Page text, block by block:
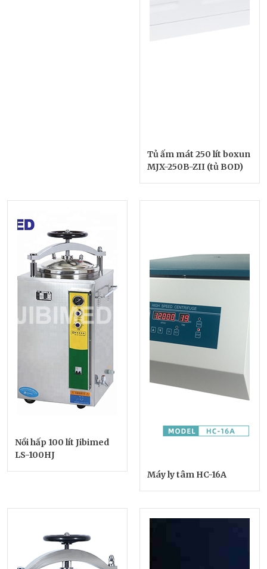
Tủ ấm mát 250 lít boxun
MJX-250B-ZII (tủ BOD)
Nồi hấp 100 lít Jibimed
LS-100HJ
Máy ly tâm HC-16A